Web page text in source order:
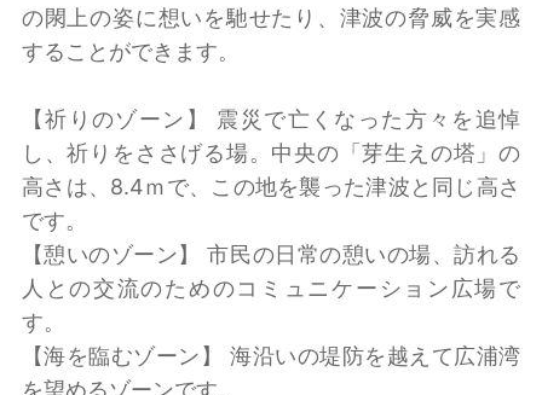
の閖上の姿に想いを馳せたり、津波の脅威を実感
することができます。
【祈りのゾーン】 震災で亡くなった方々を追悼
し、祈りをささげる場。中央の「芽生えの塔」の
高さは、8.4ｍで、この地を襲った津波と同じ高さ
です。
【憩いのゾーン】 市民の日常の憩いの場、訪れる
人との交流のためのコミュニケーション広場で
す。
【海を臨むゾーン】 海沿いの堤防を越えて広浦湾
を望めるゾーンです。